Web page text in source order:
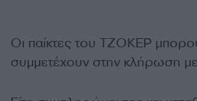
Οι παίκτες του ΤΖΟΚΕΡ
συμμετέχουν στην κλήρωση